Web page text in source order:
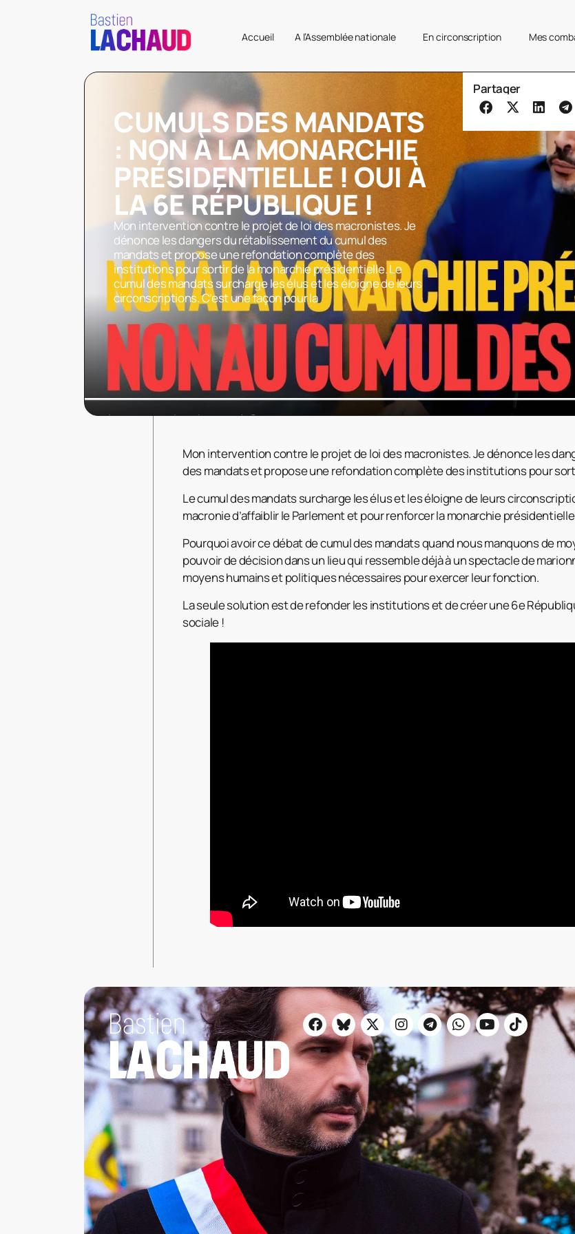
Accueil A l’Assemblée nationale En circonscription Mes
CUMULS DES MANDATS
: NON À LA MONARCHIE
PRÉSIDENTIELLE ! OUI À
LA 6E RÉPUBLIQUE !
Mon intervention contre le projet de loi des macronistes. Je
dénonce les dangers du rétablissement du cumul des
mandats et propose une refondation complète des
institutions pour sortir de la monarchie présidentielle. Le
cumul des mandats surcharge les élus et les éloigne de leurs
circonscriptions. C’est une façon pour la
Partager
Mon intervention contre le projet de loi des macronistes. Je dénonce les
des mandats et propose une refondation complète des institutions pour
Le cumul des mandats surcharge les élus et les éloigne de leurs
macronie d’affaiblir le Parlement et pour renforcer la monarchie
Pourquoi avoir ce débat de cumul des mandats quand nous manquons de
pouvoir de décision dans un lieu qui ressemble déjà à un spectacle de
moyens humains et politiques nécessaires pour exercer leur fonction.
La seule solution est de refonder les institutions et de créer une 6e
sociale !